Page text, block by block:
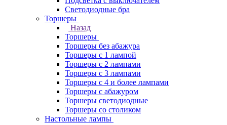
Светодиодные бра
Торшеры
Назад
Торшеры
Торшеры без абажура
Торшеры с 1 лампой
Торшеры с 2 лампами
Торшеры с 3 лампами
Торшеры с 4 и более лампами
Торшеры с абажуром
Торшеры светодиодные
Торшеры со столиком
Настольные лампы